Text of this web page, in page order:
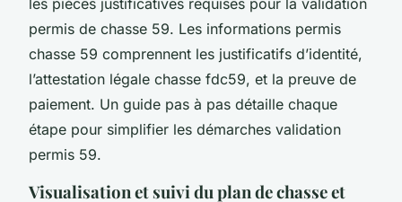
permis de chasse 59. Les informations permis
chasse 59 comprennent les justificatifs d’identité,
l’attestation légale chasse fdc59, et la preuve de
paiement. Un guide pas à pas détaille chaque
étape pour simplifier les démarches validation
permis 59.
Visualisation et suivi du plan de chasse et